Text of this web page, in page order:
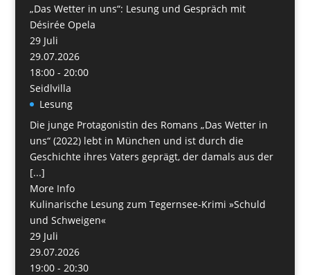
„Das Wetter in uns“: Lesung und Gespräch mit
Désirée Opela
29 Juli
29.07.2026
18:00 - 20:00
Seidlvilla
Lesung
Die junge Protagonistin des Romans „Das Wetter in
uns“ (2022) lebt in München und ist durch die
Geschichte ihres Vaters geprägt, der damals aus der
[...]
More Info
Kulinarische Lesung zum Tegernsee-Krimi »Schuld
und Schweigen«
29 Juli
29.07.2026
19:00 - 20:30